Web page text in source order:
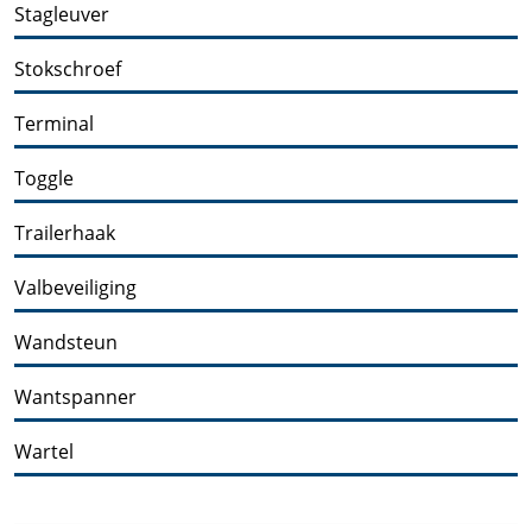
Stagleuver
Stokschroef
Terminal
Toggle
Trailerhaak
Valbeveiliging
Wandsteun
Wantspanner
Wartel